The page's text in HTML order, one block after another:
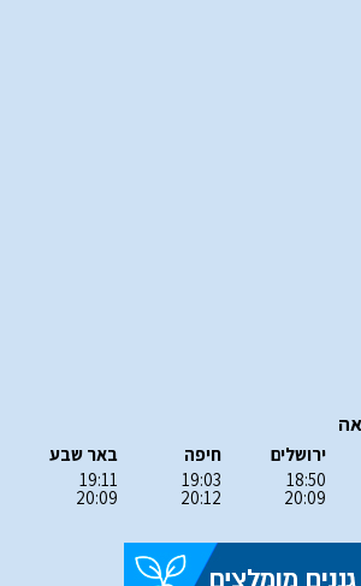
ירושלים
18:50
20:09
חיפה
19:03
20:12
באר שבע
19:11
20:09